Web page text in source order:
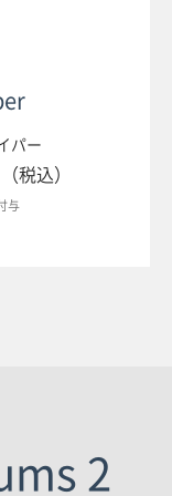
パー
（税込）
与
2